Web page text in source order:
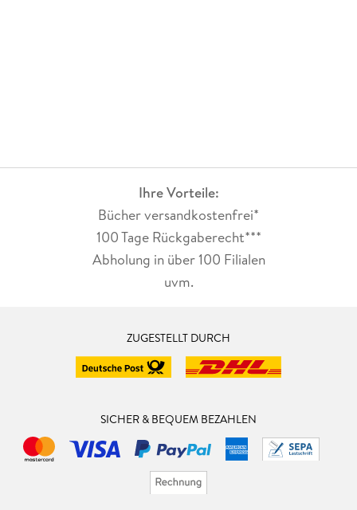
Ihre Vorteile:
Bücher versandkostenfrei*
100 Tage Rückgaberecht***
Abholung in über 100 Filialen
uvm.
ZUGESTELLT DURCH
SICHER & BEQUEM BEZAHLEN